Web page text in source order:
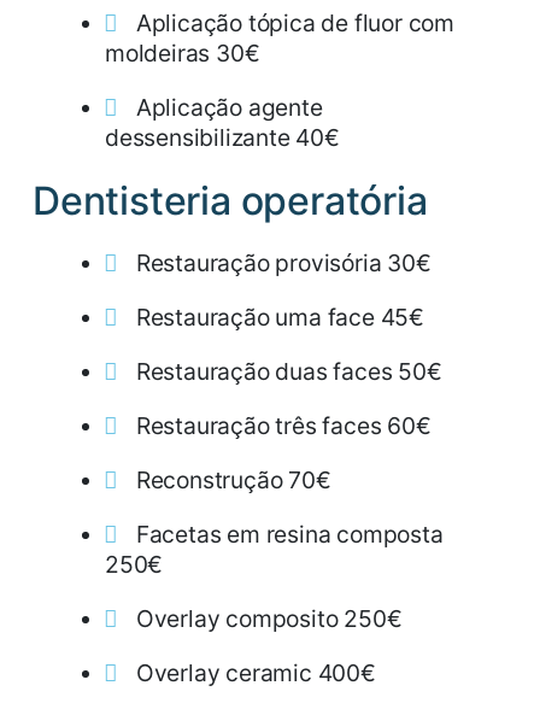
Aplicação tópica de fluor com
moldeiras 30€
Aplicação agente
dessensibilizante 40€
Dentisteria operatória
Restauração provisória 30€
Restauração uma face 45€
Restauração duas faces 50€
Restauração três faces 60€
Reconstrução 70€
Facetas em resina composta
250€
Overlay composito 250€
Overlay ceramic 400€